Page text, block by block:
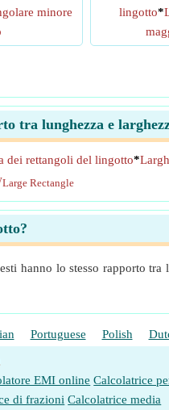
minore
lingotto*
tra lunghezza e
dei rettangoli del lingotto*
Large Rectangle
hanno lo stesso rapporto
Portuguese Polish
EMI online Calcolatrice
di frazioni Calcolatrice media